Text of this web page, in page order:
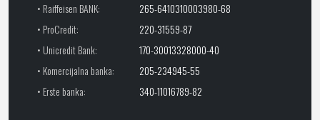
• Raiffeisen BANK:
265-6410310003980-68
• ProCredit:
220-31559-87
• Unicredit Bank:
170-30013328000-40
• Komercijalna banka:
205-234945-55
• Erste banka:
340-11016789-82